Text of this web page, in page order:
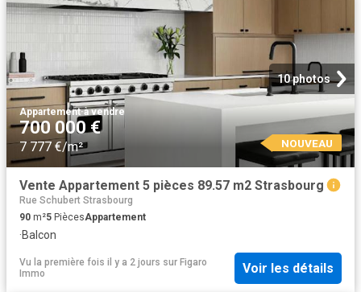
10 photos
Appartement·à vendre
700 000 €
7 777 €/m² NOUVEAU
Vente Appartement 5 pièces 89.57 m2 Strasbourg
Rue Schubert Strasbourg
90 m²5 PiècesAppartement
·Balcon
Vu la première fois il y a 2 jours sur Figaro
Immo
Voir les détails